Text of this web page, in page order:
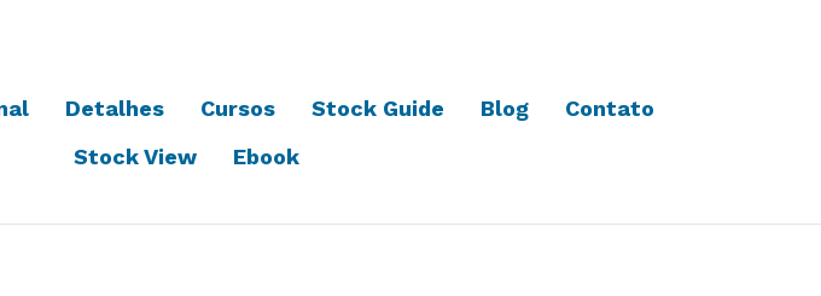
Detalhes Cursos Stock Guide Blog
Contato
Stock View
Ebook